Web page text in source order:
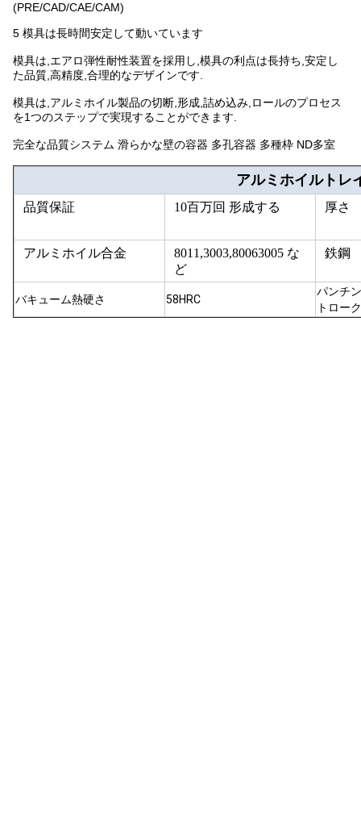
(PRE/CAD/CAE/CAM)
5 模具は長時間安定して動いています
模具は,エアロ弾性耐性装置を採用し,模具の利点は長持ち,安定し
た品質,高精度,合理的なデザインです.
模具は,アルミホイル製品の切断,形成,詰め込み,ロールのプロセス
を1つのステップで実現することができます.
完全な品質システム 滑らかな壁の容器 多孔容器 多種枠 ND多室
アルミホイルトレ
品質保証 10百万回 形成する 厚さ
アルミホイル合金
8011,3003,80063005 な
ど
鉄鋼
バキューム熱硬さ 58HRC
パンチ
トローク